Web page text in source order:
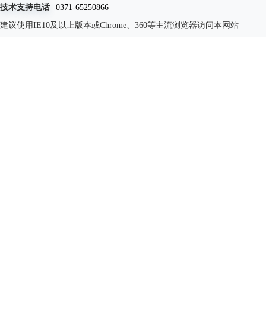
技术支持电话
0371-65250866
建议使用IE10及以上版本或Chrome、360等主流浏览器访问本网站